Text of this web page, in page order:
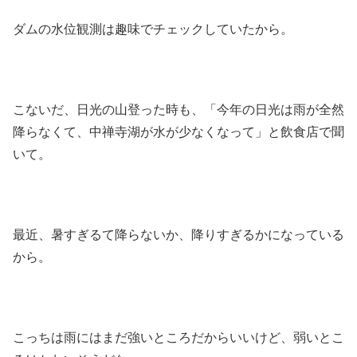
ダムの水位観測は趣味でチェックしていたから。
こないだ、日光の山登った時も、「今年の日光は雨が全然
降らなくて、中禅寺湖が水が少なくなって」と飲食店で聞
いて。
最近、暑すぎるて降らないか、降りすぎるかになっている
から。
こっちは雨にはまだ強いところだからいいけど、弱いとこ